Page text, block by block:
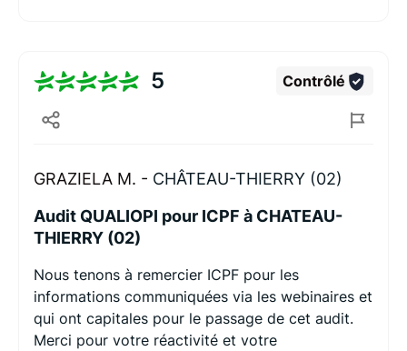
5 Contrôlé
GRAZIELA M. - CHÂTEAU-THIERRY (02)
Audit QUALIOPI pour ICPF à CHATEAU-
THIERRY (02)
Nous tenons à remercier ICPF pour les
informations communiquées via les webinaires et
qui ont capitales pour le passage de cet audit.
Merci pour votre réactivité et votre